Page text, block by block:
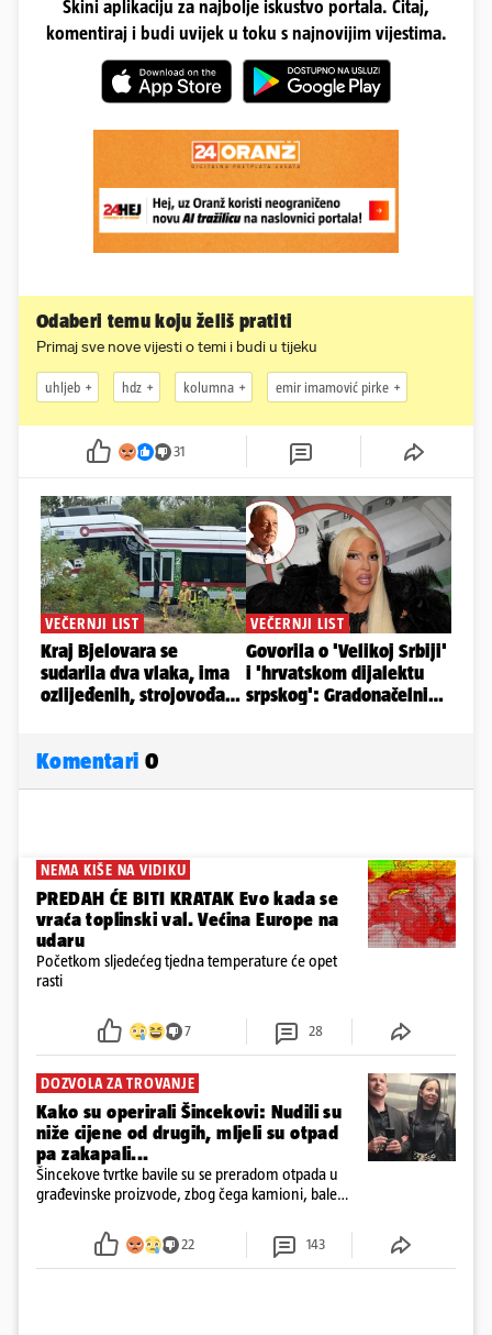
Skini aplikaciju za najbolje iskustvo portala. Čitaj,
komentiraj i budi uvijek u toku s najnovijim vijestima.
Odaberi temu koju želiš pratiti
Primaj sve nove vijesti o temi i budi u tijeku
uhljeb hdz kolumna emir imamović pirke
31
Komentari 0
NEMA KIŠE NA VIDIKU
PREDAH ĆE BITI KRATAK Evo kada se
vraća toplinski val. Većina Europe na
udaru
Početkom sljedećeg tjedna temperature će opet
rasti
7 28
DOZVOLA ZA TROVANJE
Kako su operirali Šincekovi: Nudili su
niže cijene od drugih, mljeli su otpad
pa zakapali...
Šincekove tvrtke bavile su se preradom otpada u
građevinske proizvode, zbog čega kamioni, bale
22 143